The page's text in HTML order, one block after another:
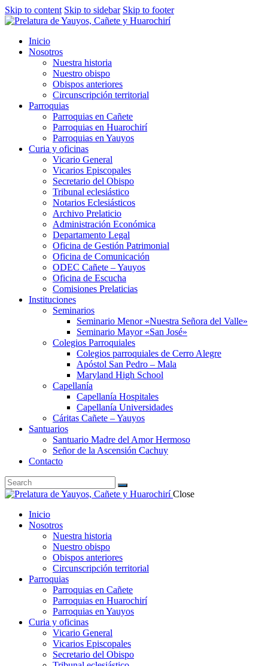
Skip to content Skip to sidebar Skip to footer
Inicio
Nosotros
Nuestra historia
Nuestro obispo
Obispos anteriores
Circunscripción territorial
Parroquias
Parroquias en Cañete
Parroquias en Huarochirí
Parroquias en Yauyos
Curia y oficinas
Vicario General
Vicarios Episcopales
Secretario del Obispo
Tribunal eclesiástico
Notarios Eclesiásticos
Archivo Prelaticio
Administración Económica
Departamento Legal
Oficina de Gestión Patrimonial
Oficina de Comunicación
ODEC Cañete – Yauyos
Oficina de Escucha
Comisiones Prelaticias
Instituciones
Seminarios
Seminario Menor «Nuestra Señora del Valle»
Seminario Mayor «San José»
Colegios Parroquiales
Colegios parroquiales de Cerro Alegre
Apóstol San Pedro – Mala
Maryland High School
Capellanía
Capellanía Hospitales
Capellanía Universidades
Cáritas Cañete – Yauyos
Santuarios
Santuario Madre del Amor Hermoso
Señor de la Ascensión Cachuy
Contacto
Close
Inicio
Nosotros
Nuestra historia
Nuestro obispo
Obispos anteriores
Circunscripción territorial
Parroquias
Parroquias en Cañete
Parroquias en Huarochirí
Parroquias en Yauyos
Curia y oficinas
Vicario General
Vicarios Episcopales
Secretario del Obispo